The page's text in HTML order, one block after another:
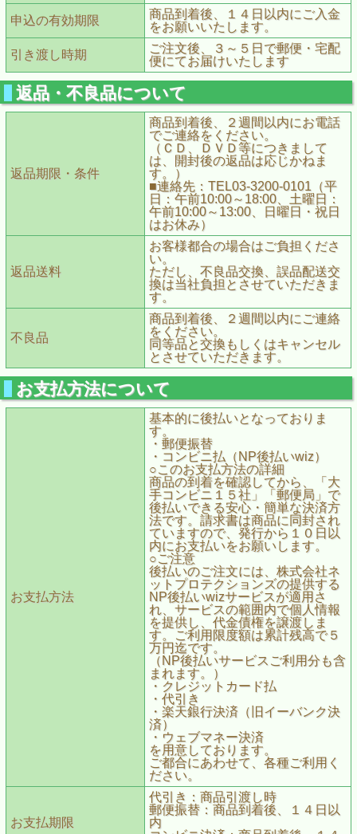
申込の有効期限
商品到着後、１４日以内にご入金
をお願いいたします。
引き渡し時期
ご注文後、３～５日で郵便・宅配
便にてお届けいたします
返品・不良品について
返品期限・条件
商品到着後、２週間以内にお電話
でご連絡をください。
（ＣＤ、ＤＶＤ等につきまして
は、開封後の返品は応じかねま
す。）
■連絡先：TEL03-3200-0101（平
日：午前10:00～18:00、土曜日：
午前10:00～13:00、日曜日・祝日
はお休み）
返品送料
お客様都合の場合はご負担くださ
い。
ただし、不良品交換、誤品配送交
換は当社負担とさせていただきま
す。
不良品
商品到着後、２週間以内にご連絡
をください。
同等品と交換もしくはキャンセル
とさせていただきます。
お支払方法について
お支払方法
基本的に後払いとなっておりま
す。
・郵便振替
・コンビニ払（NP後払いwiz）
○このお支払方法の詳細
商品の到着を確認してから、「大
手コンビニ１５社」「郵便局」で
後払いできる安心・簡単な決済方
法です。請求書は商品に同封され
ていますので、発行から１０日以
内にお支払いをお願いします。
○ご注意
後払いのご注文には、株式会社ネ
ットプロテクションズの提供する
NP後払いwizサービスが適用さ
れ、サービスの範囲内で個人情報
を提供し、代金債権を譲渡しま
す。ご利用限度額は累計残高で５
万円迄です。
（NP後払いサービスご利用分も含
まれます。）
・クレジットカード払
・代引き
・楽天銀行決済（旧イーバンク決
済）
・ウェブマネー決済
を用意しております。
ご都合にあわせて、各種ご利用く
ださい。
お支払期限
代引き：商品引渡し時
郵便振替：商品到着後、１４日以
内